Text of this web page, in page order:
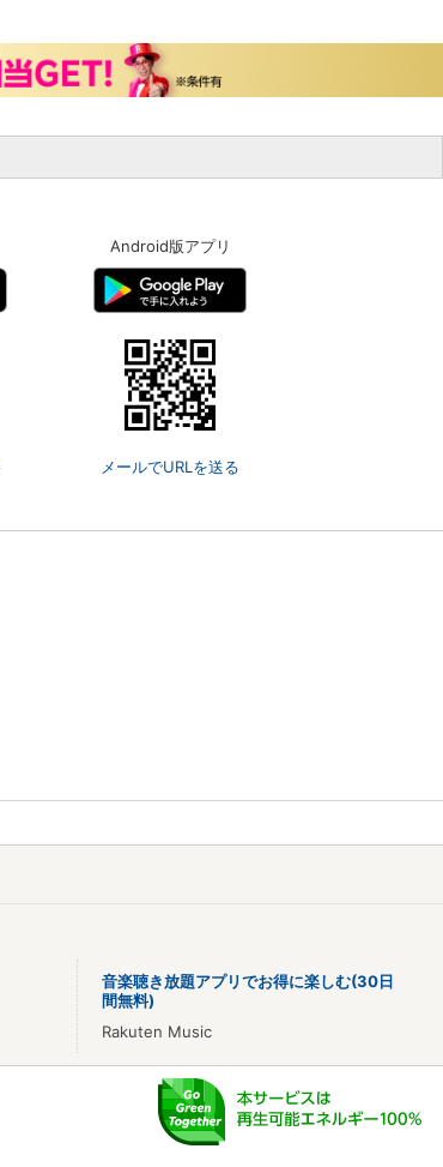
Android版アプリ
メールでURLを送る
音楽聴き放題アプリでお得に楽しむ(30日
間無料)
Rakuten Music